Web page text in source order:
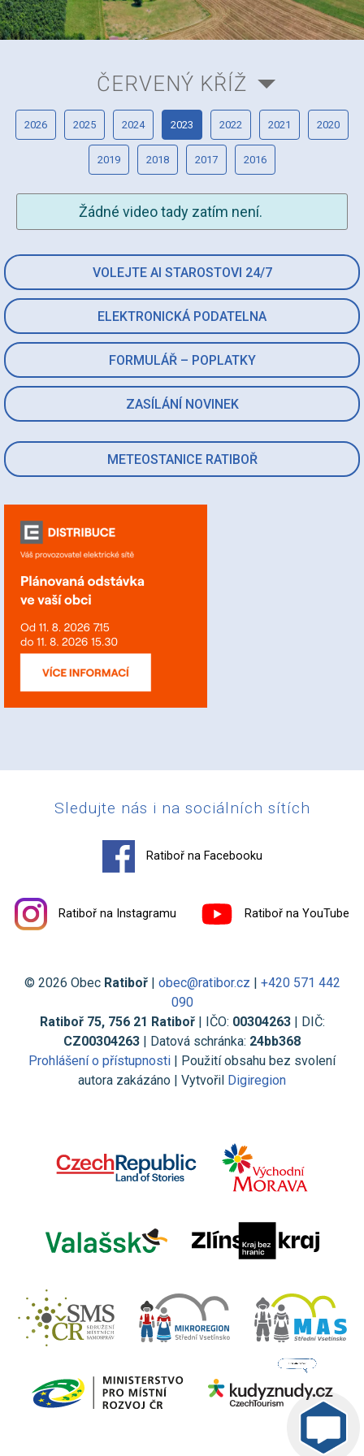
VOLEJTE AI STAROSTOVI 24/7
ELEKTRONICKÁ PODATELNA
FORMULÁŘ – POPLATKY
ZASÍLÁNÍ NOVINEK
METEOSTANICE RATIBOŘ
ČERVENÝ KŘÍŽ
2026 2025 2024 2023 2022 2021 2020
2019 2018 2017 2016
Žádné video tady zatím není.
Sledujte nás i na sociálních sítích
Ratiboř na Facebooku
Ratiboř na Instagramu Ratiboř na YouTube
© 2026 Obec Ratiboř| obec@ratibor.cz | +420 571 442
090
Ratiboř 75, 756 21 Ratiboř| IČO: 00304263| DIČ:
CZ00304263 | Datová schránka: 24bb368
Prohlášení o přístupnosti | Použití obsahu bez svolení
autora zakázáno | Vytvořil Digiregion
Jsem umělá inteligence a
nazpaměť.